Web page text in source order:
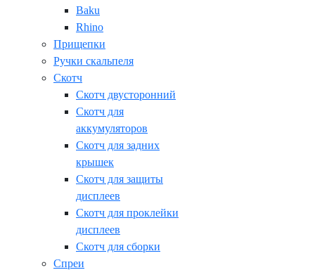
Baku
Rhino
Прищепки
Ручки скальпеля
Скотч
Скотч двусторонний
Скотч для
аккумуляторов
Скотч для задних
крышек
Скотч для защиты
дисплеев
Скотч для проклейки
дисплеев
Скотч для сборки
Спреи